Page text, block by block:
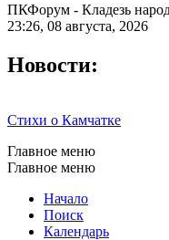
ПКФорум - Кладезь
23:26, 08 августа, 2026
Новости:
Стихи о Камчатке
Главное меню
Главное меню
Начало
Поиск
Календарь